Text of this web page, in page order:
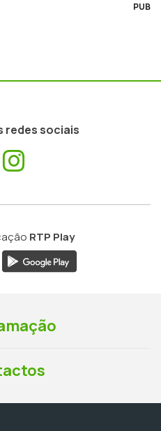
PUB
redes sociais
Facebook
RTP Play